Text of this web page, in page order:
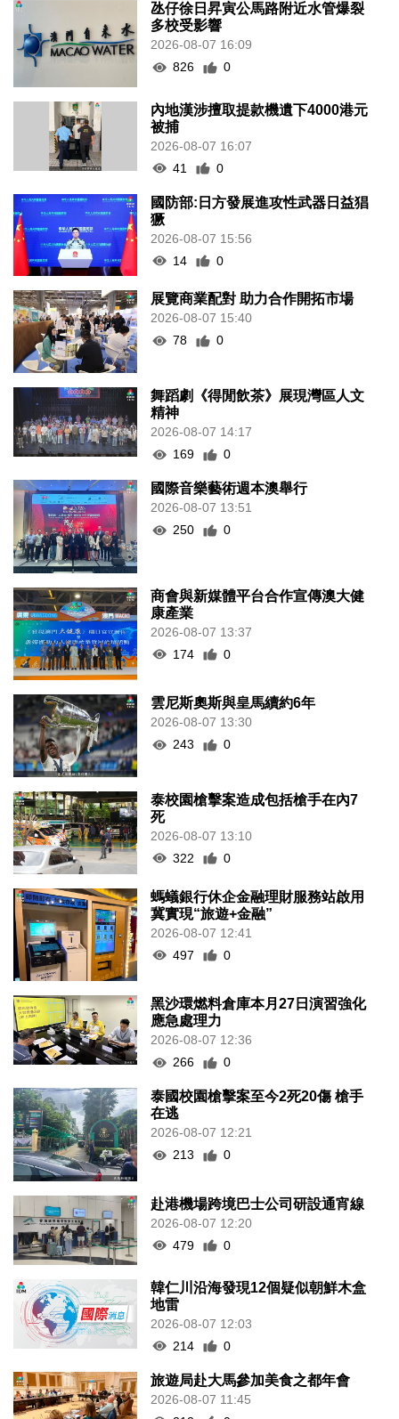
氹仔徐日昇寅公馬路附近水管爆裂
多校受影響
2026-08-07 16:09
826
0
內地漢涉擅取提款機遺下4000港元
被捕
2026-08-07 16:07
41
0
國防部:日方發展進攻性武器日益猖
獗
2026-08-07 15:56
14
0
展覽商業配對 助力合作開拓市場
2026-08-07 15:40
78
0
舞蹈劇《得閒飲茶》展現灣區人文
精神
2026-08-07 14:17
169
0
國際音樂藝術週本澳舉行
2026-08-07 13:51
250
0
商會與新媒體平台合作宣傳澳大健
康產業
2026-08-07 13:37
174
0
雲尼斯奧斯與皇馬續約6年
2026-08-07 13:30
243
0
泰校園槍擊案造成包括槍手在內7
死
2026-08-07 13:10
322
0
螞蟻銀行休企金融理財服務站啟用
冀實現“旅遊+金融”
2026-08-07 12:41
497
0
黑沙環燃料倉庫本月27日演習強化
應急處理力
2026-08-07 12:36
266
0
泰國校園槍擊案至今2死20傷 槍手
在逃
2026-08-07 12:21
213
0
赴港機場跨境巴士公司研設通宵線
2026-08-07 12:20
479
0
韓仁川沿海發現12個疑似朝鮮木盒
地雷
2026-08-07 12:03
214
0
旅遊局赴大馬參加美食之都年會
2026-08-07 11:45